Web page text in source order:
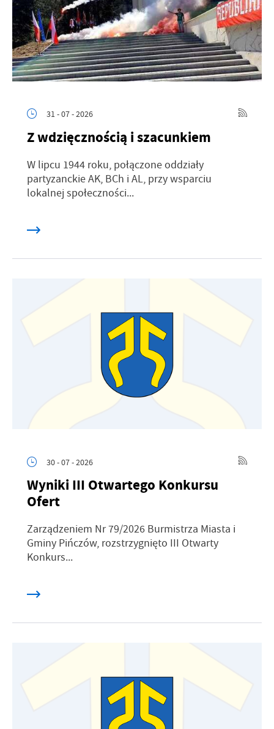
31 - 07 - 2026
Z wdzięcznością i szacunkiem
W lipcu 1944 roku, połączone oddziały
partyzanckie AK, BCh i AL, przy wsparciu
lokalnej społeczności...
30 - 07 - 2026
Wyniki III Otwartego Konkursu
Ofert
Zarządzeniem Nr 79/2026 Burmistrza Miasta i
Gminy Pińczów, rozstrzygnięto III Otwarty
Konkurs...